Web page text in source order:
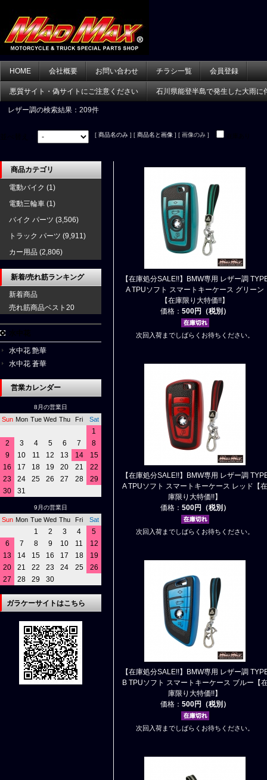
HOME 会社概要 お問い合わせ チラシ一覧 会員登録
悪質サイト・偽サイトにご注意ください 石川県能登半島で発生した大雨に
レザー調の検索結果：209件
[ 商品名のみ ] [ 商品名と画像 ] [ 画像のみ ]
【在庫処分SALE!!】BMW専用 レザー調
A TPUソフト スマートキーケース グリーン
【在庫限り大特価!!】
価格： 500円（税別）
次回入荷までしばらくお待ちください。
【在庫処分SALE!!】BMW専用 レザー調
A TPUソフト スマートキーケース レッド【在
庫限り大特価!!】
価格： 500円（税別）
次回入荷までしばらくお待ちください。
【在庫処分SALE!!】BMW専用 レザー調
B TPUソフト スマートキーケース ブルー【
庫限り大特価!!】
価格： 500円（税別）
次回入荷までしばらくお待ちください。
商品カテゴリ
電動バイク (1)
電動三輪車 (1)
バイク パーツ (3,506)
トラック パーツ (9,911)
カー用品 (2,806)
新着/売れ筋ランキング
新着商品
売れ筋商品ベスト20
水中花 艶華
水中花 蒼華
営業カレンダー
8月の営業日
Sun Mon Tue Wed Thu Fri Sat
1
2
3 4 5 6 7
8
9
10 11 12 13 14
15
16
17 18 19 20 21
22
23
24 25 26 27 28
29
30
31
9月の営業日
Sun Mon Tue Wed Thu Fri Sat
1 2 3 4
5
6
7 8 9 10 11
12
13
14 15 16 17 18
19
20
21 22 23 24 25
26
27
28 29 30
ガラケーサイトはこちら